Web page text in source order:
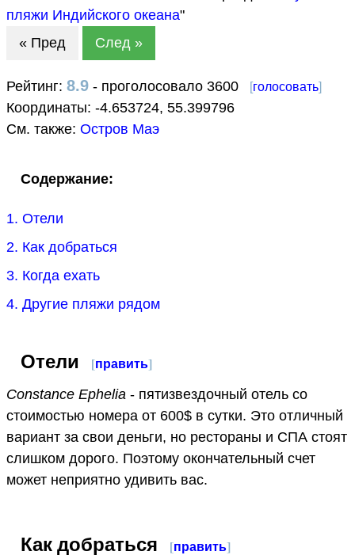
пляжи Индийского океана"
« Пред
След »
Рейтинг: 8.9 - проголосовало 3600 [голосовать]
Координаты: -4.653724, 55.399796
См. также: Остров Маэ
Содержание:
1. Отели
2. Как добраться
3. Когда ехать
4. Другие пляжи рядом
Отели [править]
Constance Ephelia - пятизвездочный отель со
стоимостью номера от 600$ в сутки. Это отличный
вариант за свои деньги, но рестораны и СПА стоят
слишком дорого. Поэтому окончательный счет
может неприятно удивить вас.
Как добраться [править]